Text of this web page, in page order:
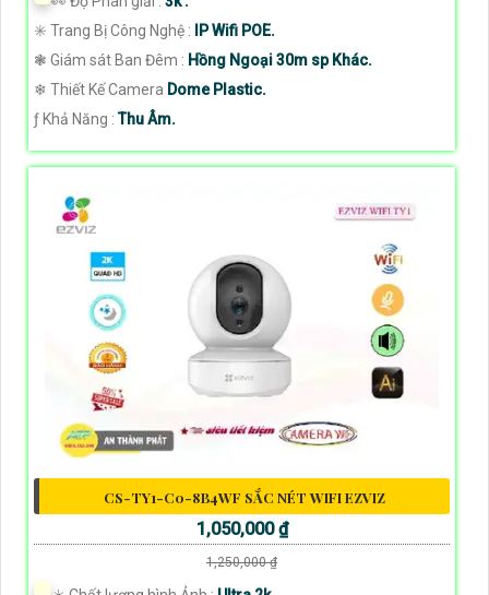
✳️ Trang Bị Công Nghệ :
IP Wifi POE.
❃ Giám sát Ban Đêm : Hồng Ngoại 30m sp Khác.
❄ Thiết Kế Camera Dome Plastic.
️ƒ Khả Năng :Thu Âm.
CS-TY1-C0-8B4WF SẮC NÉT WIFI EZVIZ
1,050,000 ₫
1,250,000 ₫